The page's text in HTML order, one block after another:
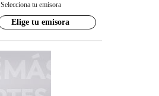
Selecciona tu emisora
Elige tu emisora